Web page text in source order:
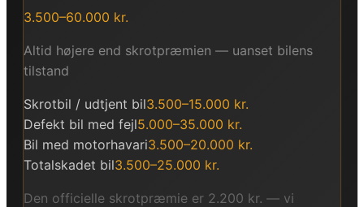
3.500–60.000 kr.
Altid højere end skrotpræmien — uanset bilens
tilstand
Skrotbil / udtjent bil3.500–15.000 kr.
Defekt bil med fejl5.000–35.000 kr.
Bil med motorhavari3.500–20.000 kr.
Totalskadet bil3.500–25.000 kr.
Den officielle skrotpræmie er 2.200 kr. — vi